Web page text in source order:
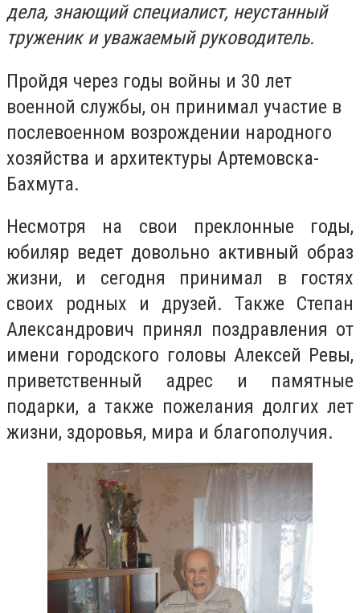
дела, знающий специалист, неустанный
труженик и уважаемый руководитель.
Пройдя через годы войны и 30 лет
военной службы, он принимал участие в
послевоенном возрождении народного
хозяйства и архитектуры Артемовска-
Бахмута.
Несмотря на свои преклонные годы,
юбиляр ведет довольно активный образ
жизни, и сегодня принимал в гостях
своих родных и друзей. Также Степан
Александрович принял поздравления от
имени городского головы Алексей Ревы,
приветственный адрес и памятные
подарки, а также пожелания долгих лет
жизни, здоровья, мира и благополучия.